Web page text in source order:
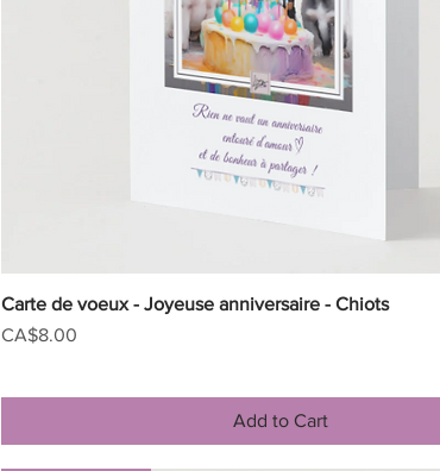
Quick View
Carte de voeux - Joyeuse anniversaire - Chiots
Price
CA$8.00
Add to Cart